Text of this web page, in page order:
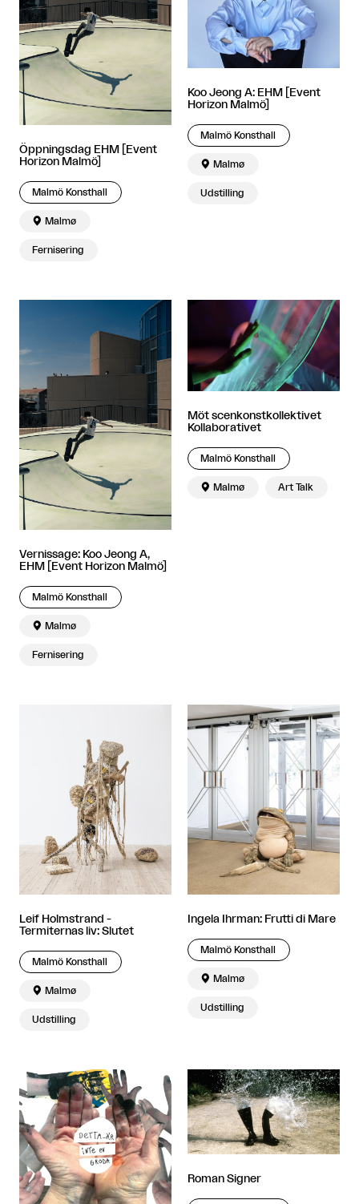
Öppningsdag EHM [Event
Horizon Malmö]
Malmö Konsthall
 Malmø
Fernisering
Koo Jeong A: EHM [Event
Horizon Malmö]
Malmö Konsthall
 Malmø
Udstilling
Vernissage: Koo Jeong A,
EHM [Event Horizon Malmö]
Malmö Konsthall
 Malmø
Fernisering
Möt scenkonstkollektivet
Kollaborativet
Malmö Konsthall
 Malmø Art Talk
Leif Holmstrand -
Termiternas liv: Slutet
Malmö Konsthall
 Malmø
Udstilling
Ingela Ihrman: Frutti di Mare
Malmö Konsthall
 Malmø
Udstilling
Roman Signer